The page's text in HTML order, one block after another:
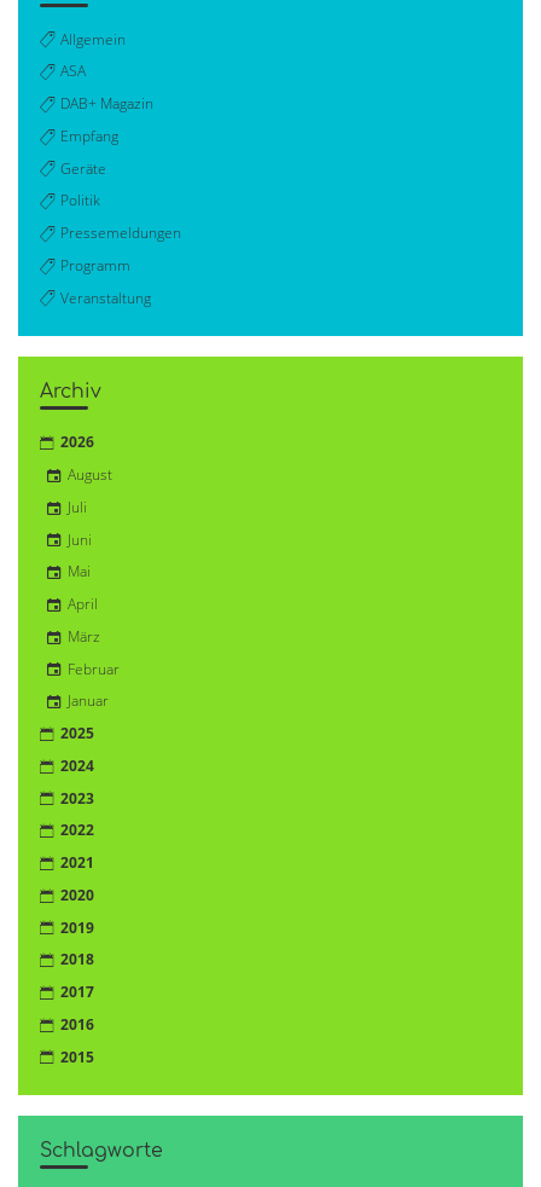
Allgemein
ASA
DAB+ Magazin
Empfang
Geräte
Politik
Pressemeldungen
Programm
Veranstaltung
Archiv
2026
August
Juli
Juni
Mai
April
März
Februar
Januar
2025
2024
2023
2022
2021
2020
2019
2018
2017
2016
2015
Schlagworte